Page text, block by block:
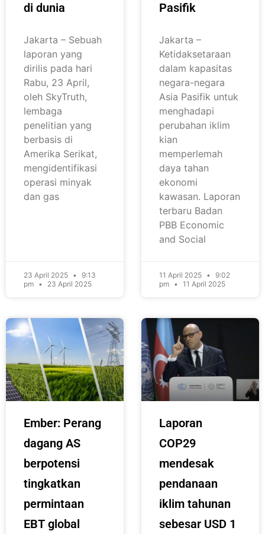
di dunia
Jakarta – Sebuah
laporan yang
dirilis pada hari
Rabu, 23 April,
oleh SkyTruth,
lembaga
penelitian yang
berbasis di
Amerika Serikat,
mengidentifikasi
operasi minyak
dan gas
23 April 2025
9:13
pm
23 April 2025
Pasifik
Jakarta –
Ketidaksetaraan
dalam kapasitas
negara-negara
Asia Pasifik untuk
menghadapi
perubahan iklim
kian
memperlemah
daya tahan
ekonomi
kawasan. Laporan
terbaru Badan
PBB Economic
and Social
11 April 2025
9:02
pm
11 April 2025
Ember: Perang
dagang AS
berpotensi
tingkatkan
permintaan
EBT global
Laporan
COP29
mendesak
pendanaan
iklim tahunan
sebesar USD 1